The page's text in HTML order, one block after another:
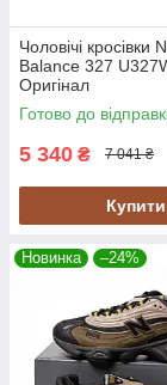
Чоловічі кросівки
Balance 327
Оригінал
Готово до
5 340 ₴ 7 041 ₴
Купити
Новинка –24%